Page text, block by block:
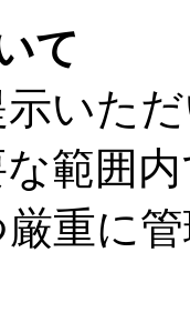
て
いた
範囲
重に